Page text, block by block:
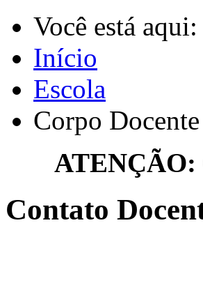
Você está aqui:
Início
Escola
Corpo Docente
Contato